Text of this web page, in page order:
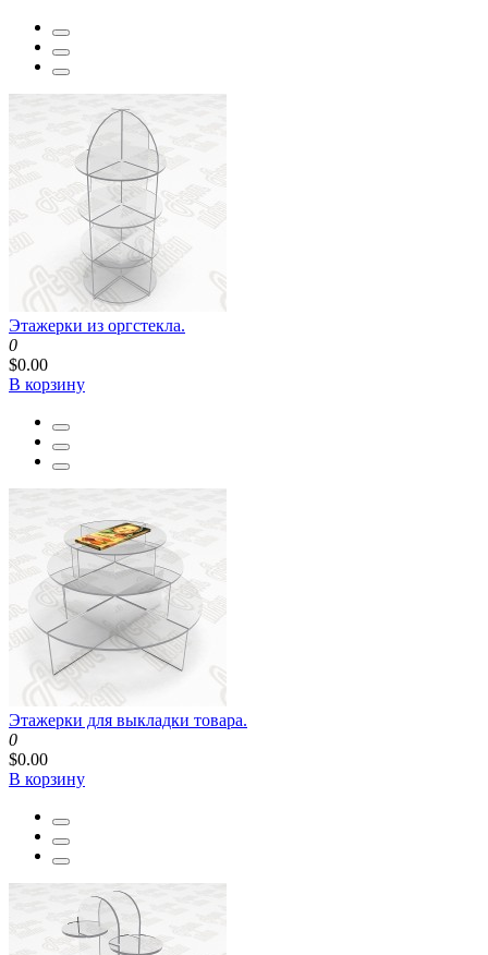
Этажерки из оргстекла.
0
$0.00
В корзину
Этажерки для выкладки товара.
0
$0.00
В корзину